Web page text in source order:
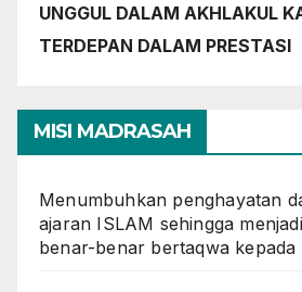
UNGGUL DALAM AKHLAKUL
TERDEPAN DALAM PRESTASI
MISI MADRASAH
Menumbuhkan penghayatan
ajaran ISLAM sehingga
benar-benar bertaqwa kepada